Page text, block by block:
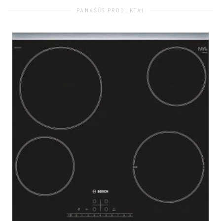
PANAŠŪS PRODUKTAI